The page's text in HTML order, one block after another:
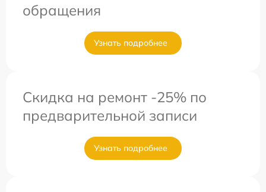
обращения
Узнать подробнее
Скидка на ремонт -25% по
предварительной записи
Узнать подробнее